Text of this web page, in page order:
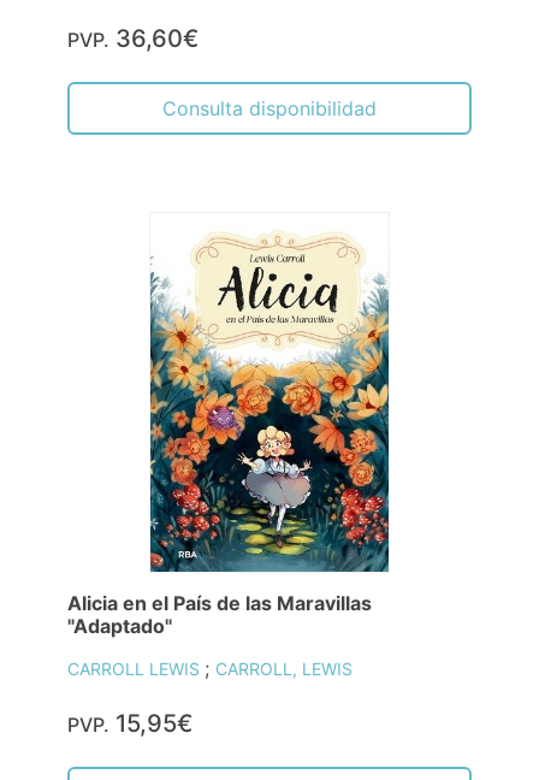
PVP. 36,60€
Consulta disponibilidad
Alicia en el País de las Maravillas
"Adaptado"
CARROLL LEWIS ; CARROLL, LEWIS
PVP. 15,95€